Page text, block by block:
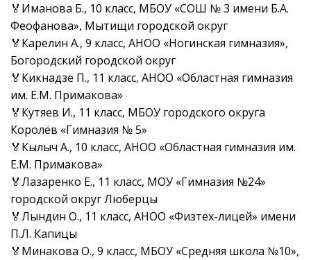
🏅Иманова Б., 10 класс, МБОУ «СОШ № 3 имени Б.А.
Феофанова», Мытищи городской округ
🏅Карелин А., 9 класс, АНОО «Ногинская гимназия»,
Богородский городской округ
🏅Кикнадзе П., 11 класс, АНОО «Областная гимназия
им. Е.М. Примакова»
🏅Кутяев И., 11 класс, МБОУ городского округа
Королёв «Гимназия № 5»
🏅Кылыч А., 10 класс, АНОО «Областная гимназия им.
Е.М. Примакова»
🏅Лазаренко Е., 11 класс, МОУ «Гимназия №24»
городской округ Люберцы
🏅Лындин О., 11 класс, АНОО «Физтех-лицей» имени
П.Л. Капицы
🏅Минакова О., 9 класс, МБОУ «Средняя школа №10»,